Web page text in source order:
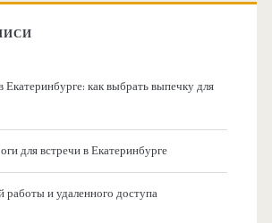
Екатеринбурге: как выбрать выпечку для
для встречи в Екатеринбурге
и удаленного доступа